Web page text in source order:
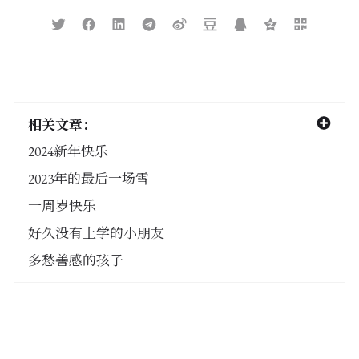
相关文章：
2024新年快乐
2023年的最后一场雪
一周岁快乐
好久没有上学的小朋友
多愁善感的孩子